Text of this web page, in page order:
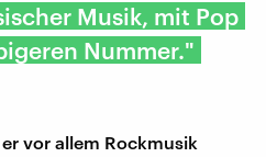
Musik, mit Pop
Nummer."
vor allem Rockmusik